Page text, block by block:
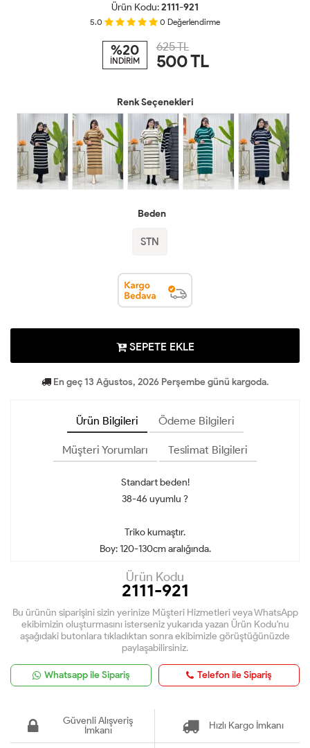
Ürün Kodu:2111-921
5.0 0 Değerlendirme
%20
İNDİRİM
625 TL
500TL
Renk Seçenekleri
Beden
STN
SEPETE EKLE
En geç 13 Ağustos, 2026 Perşembe günü kargoda.
Ürün Bilgileri Ödeme Bilgileri
Müşteri Yorumları Teslimat Bilgileri
Standart beden!
38-46 uyumlu ?
Triko kumaştır.
Boy: 120-130cm aralığında.
Ürün Kodu
2111-921
Bu ürünün siparişini sizin yerinize Müşteri Hizmetleri veya WhatsApp
ekibimizin oluşturmasını isterseniz yukarıda yazan Ürün Kodu'nu
aşağıdaki butonlara tıkladıktan sonra ekibimizle görüştüğünüzde
paylaşabilirsiniz.
Whatsapp ile Sipariş Telefon ile Sipariş
Güvenli Alışveriş
İmkanı
Hızlı Kargo İmkanı